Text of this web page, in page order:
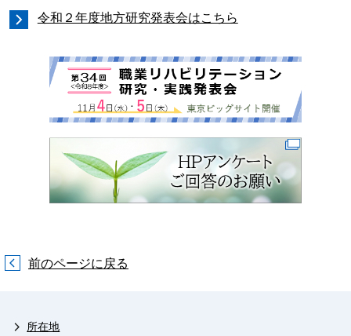
令和２年度地方研究発表会はこちら
前のページに戻る
所在地